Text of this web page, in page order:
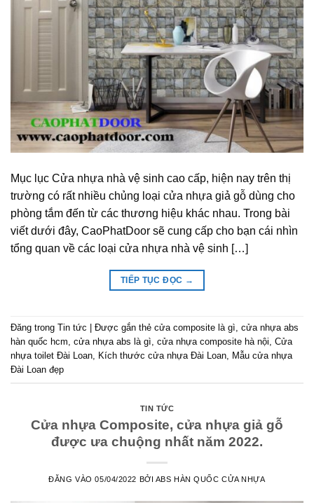
Mục lục Cửa nhựa nhà vệ sinh cao cấp, hiện nay trên thị
trường có rất nhiều chủng loại cửa nhựa giả gỗ dùng cho
phòng tắm đến từ các thương hiệu khác nhau. Trong bài
viết dưới đây, CaoPhatDoor sẽ cung cấp cho bạn cái nhìn
tổng quan về các loại cửa nhựa nhà vệ sinh […]
TIẾP TỤC ĐỌC →
Đăng trong Tin tức Được gắn thẻ cửa composite là gì, cửa nhựa abs
hàn quốc hcm, cửa nhựa abs là gì, cửa nhựa composite hà nội, Cửa
nhựa toilet Đài Loan, Kích thước cửa nhựa Đài Loan, Mẫu cửa nhựa
Đài Loan đẹp
TIN TỨC
Cửa nhựa Composite, cửa nhựa giả gỗ
được ưa chuộng nhất năm 2022.
ĐĂNG VÀO05/04/2022 BỞI ABS HÀN QUỐC CỬA NHỰA